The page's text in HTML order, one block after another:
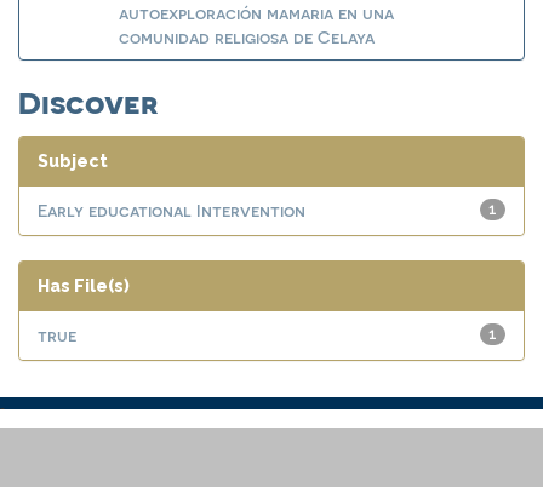
autoexploración mamaria en una
comunidad religiosa de Celaya
Discover
Subject
1
Early educational Intervention
Has File(s)
1
true